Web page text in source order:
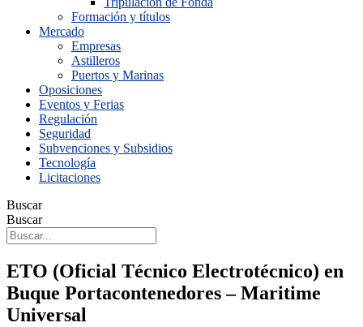
Formación y títulos
Mercado
Empresas
Astilleros
Puertos y Marinas
Oposiciones
Eventos y Ferias
Regulación
Seguridad
Subvenciones y Subsidios
Tecnología
Licitaciones
Buscar
Buscar
ETO (Oficial Técnico Electrotécnico) en
Buque Portacontenedores – Maritime
Universal